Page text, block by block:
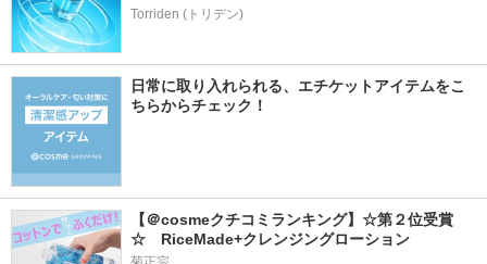
Torriden (トリデン)
日常に取り入れられる、エチケットアイテムをこ
ちらからチェック！
【＠cosmeクチコミランキング】☆第２位受賞
☆　RiceMade+クレンジングローション